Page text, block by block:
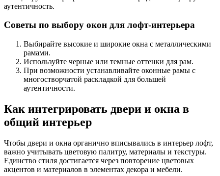
аутентичность.
Советы по выбору окон для лофт-интерьера
Выбирайте высокие и широкие окна с металлическими
рамами.
Используйте черные или темные оттенки для рам.
При возможности устанавливайте оконные рамы с
многостворчатой раскладкой для большей
аутентичности.
Как интегрировать двери и окна в
общий интерьер
Чтобы двери и окна органично вписывались в интерьер лофт,
важно учитывать цветовую палитру, материалы и текстуры.
Единство стиля достигается через повторение цветовых
акцентов и материалов в элементах декора и мебели.